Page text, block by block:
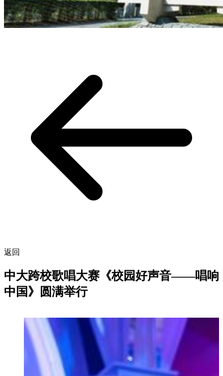
返回
中大跨校歌唱大赛《校园好声音——唱响
中国》圆满举行